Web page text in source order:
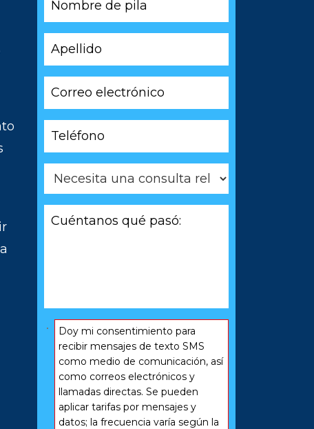
de
electrónico
una
relacionada
qué
Consentir
Doy mi consentimiento para
recibir mensajes de texto SMS
como medio de comunicación, así
como correos electrónicos y
llamadas directas. Se pueden
aplicar tarifas por mensajes y
datos; la frecuencia varía según la